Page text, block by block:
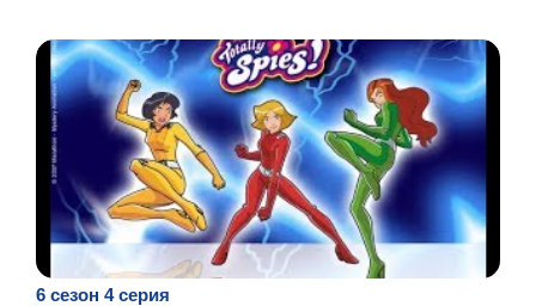
6 сезон 4 серия